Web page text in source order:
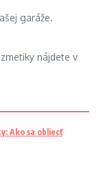
garáže.
nájdete v
Ako sa obliecť